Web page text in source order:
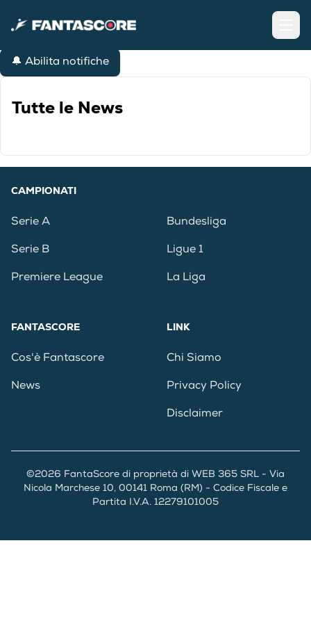
🔔 Abilita notifiche
Tutte le News
CAMPIONATI
Serie A
Serie B
Premiere League
Bundesliga
Ligue 1
La Liga
FANTASCORE
Cos'è Fantascore
News
LINK
Chi Siamo
Privacy Policy
Disclaimer
©2026 FantaScore di proprietà di WEB 365 SRL - Via
Nicola Marchese 10, 00141 Roma (RM) - Codice Fiscale e
Partita I.V.A. 12279101005